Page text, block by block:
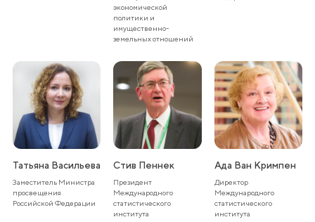
экономической
политики и
имущественно-
земельных отношений
Татьяна Васильева
Заместитель Министра
просвещения
Российской Федерации
Стив Пеннек
Президент
Международного
статистического
института
Ада Ван Кримпен
Директор
Международного
статистического
института